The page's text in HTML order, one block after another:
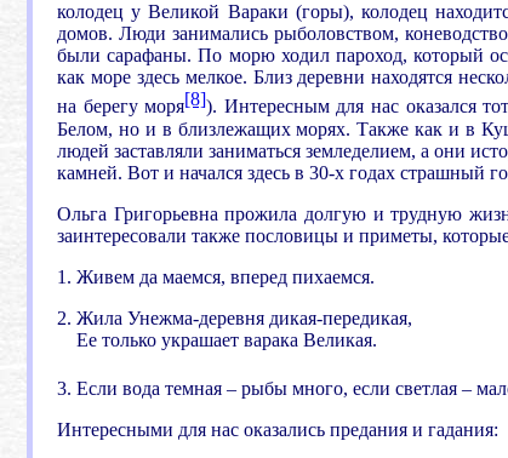
колодец у Великой Вараки (горы), колодец
домов. Люди занимались рыболовством,
были сарафаны. По морю ходил пароход, который
как море здесь мелкое. Близ деревни находятся
на берегу моря[8]). Интересным для нас оказался
Белом, но и в близлежащих морях. Также как и в
людей заставляли заниматься земледелием, а они
камней. Вот и начался здесь в 30-х годах страшный
Ольга Григорьевна прожила долгую и трудную
заинтересовали также пословицы и приметы,
1. Живем да маемся, вперед пихаемся.
2. Жила Унежма-деревня дикая-передикая,
Ее только украшает варака Великая.
3. Если вода темная – рыбы много, если светлая –
Интересными для нас оказались предания и гадания: